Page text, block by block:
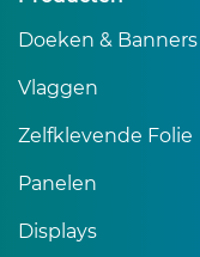
Doeken & Banners
Vlaggen
Zelfklevende Folie
Panelen
Displays